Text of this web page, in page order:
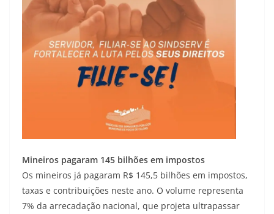
Mineiros pagaram 145 bilhões em impostos
Os mineiros já pagaram R$ 145,5 bilhões em impostos,
taxas e contribuições neste ano. O volume representa
7% da arrecadação nacional, que projeta ultrapassar